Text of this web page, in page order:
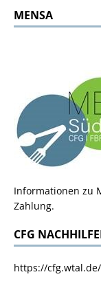
MENSA
Informationen zu
Zahlung.
CFG
https://